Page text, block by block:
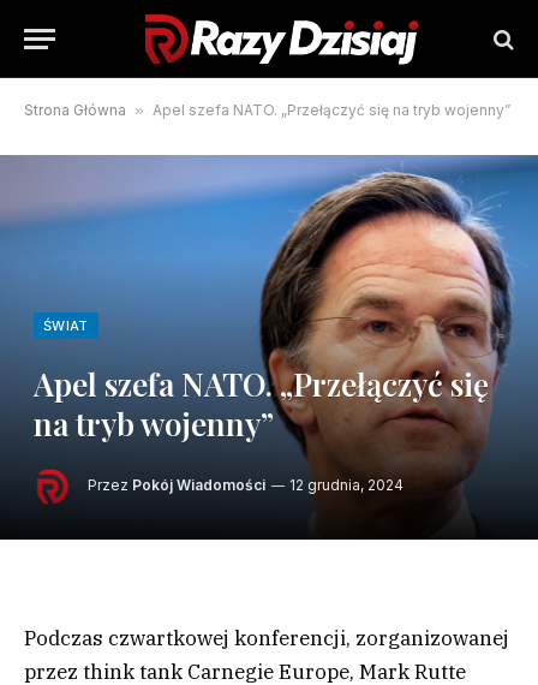
Strona Główna » Apel szefa NATO. „Przełączyć się na tryb wojenny”
ŚWIAT
Apel szefa NATO. „Przełączyć się
na tryb wojenny”
Przez Pokój Wiadomości 12 grudnia, 2024
Podczas czwartkowej konferencji, zorganizowanej
przez think tank Carnegie Europe, Mark Rutte